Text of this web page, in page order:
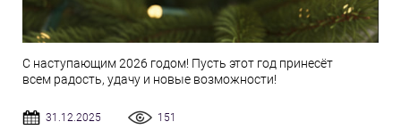
С наступающим 2026 годом! Пусть этот год принесёт
всем радость, удачу и новые возможности!
31.12.2025 151